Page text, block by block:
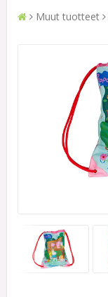
Muut tuotteet